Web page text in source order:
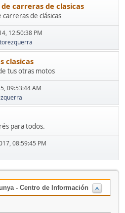
carreras de clasicas
de clásicas
12:50:38 PM
clasicas
tus otras motos
09:53:44 AM
para todos.
08:59:45 PM
- Centro de Información